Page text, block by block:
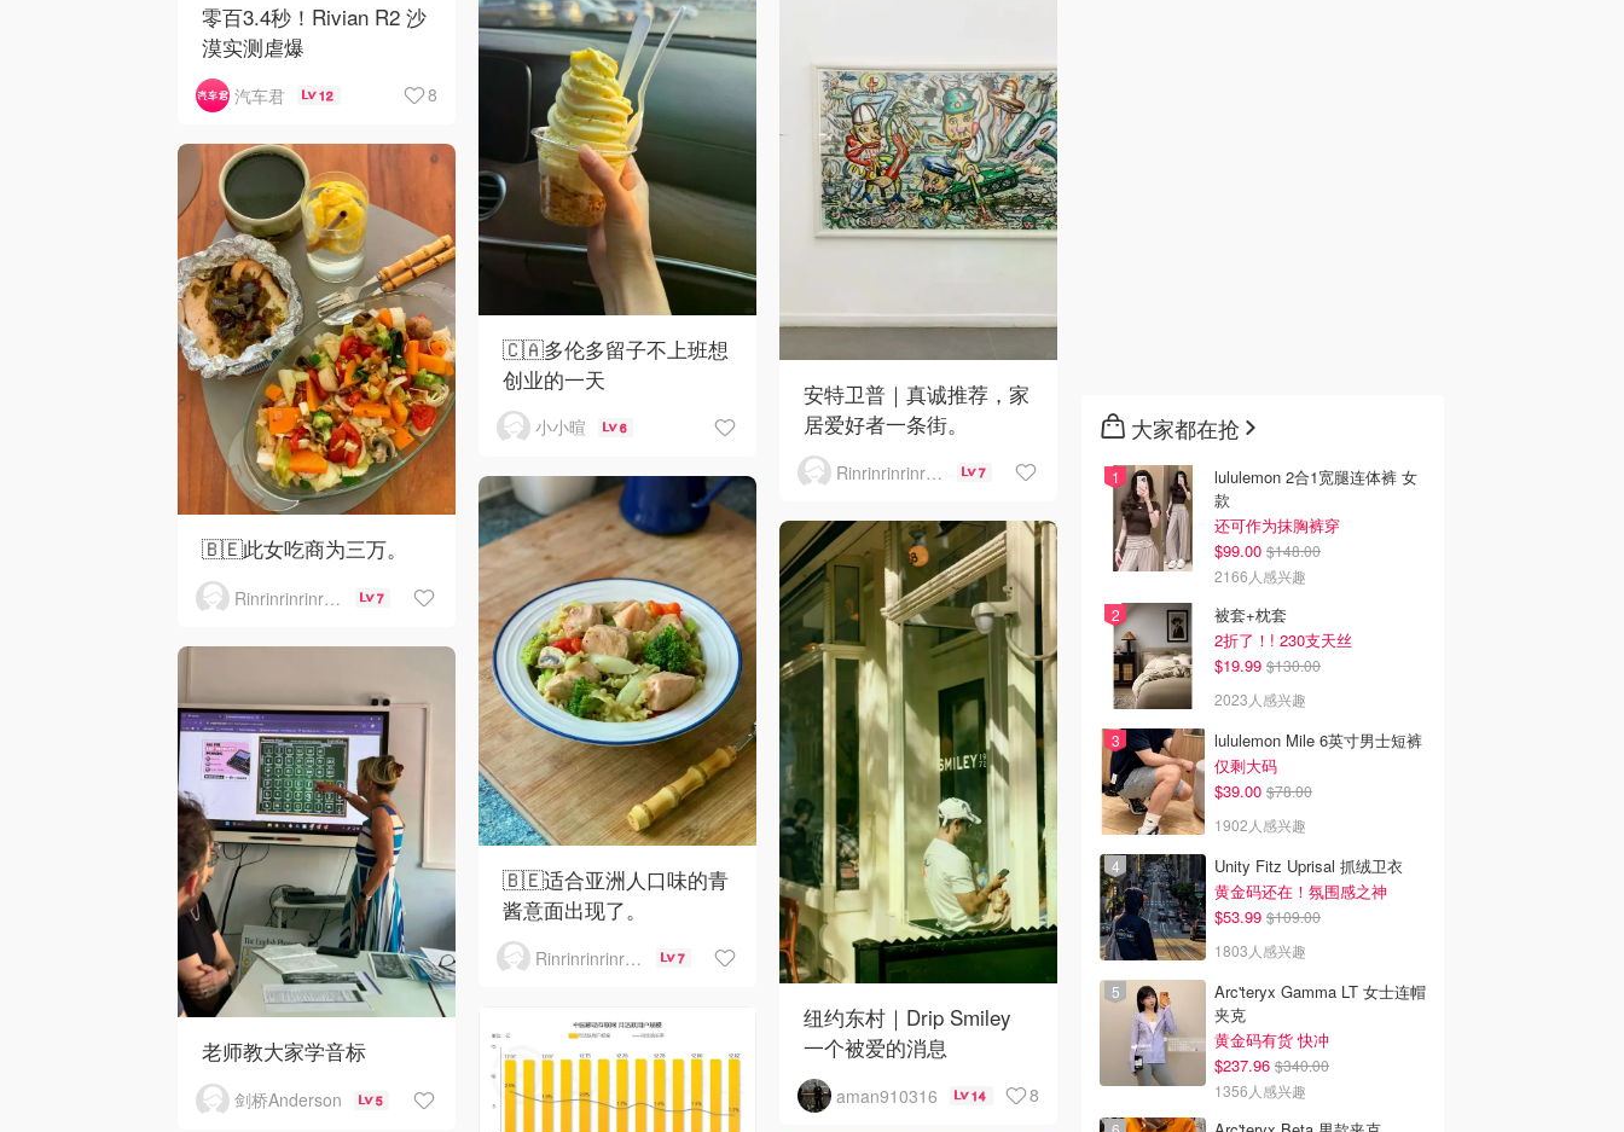
零百3.4秒！Rivian R2 沙
漠实测虐爆
汽车君 12 8
🇨🇦多伦多留子不上班想
创业的一天
小小暄 6
安特卫普｜真诚推荐，家
居爱好者一条街。
Rinrinrinrinrinrinrin 7
🇧🇪此女吃商为三万。
Rinrinrinrinrinrinrin 7
🇧🇪适合亚洲人口味的青
酱意面出现了。
Rinrinrinrinrinrinrin 7
纽约东村｜Drip Smiley
一个被爱的消息
aman910316 14 8
老师教大家学音标
剑桥Anderson 5
大家都在抢
lululemon 2合1宽腿连体裤 女
款
还可作为抹胸裤穿
$99.00 $148.00
2166人感兴趣
被套+枕套
2折了！! 230支天丝
$19.99 $130.00
2023人感兴趣
lululemon Mile 6英寸男士短裤
仅剩大码
$39.00 $78.00
1902人感兴趣
Unity Fitz Uprisal 抓绒卫衣
黄金码还在！氛围感之神
$53.99 $109.00
1803人感兴趣
Arc'teryx Gamma LT 女士连帽
夹克
黄金码有货 快冲
$237.96 $340.00
1356人感兴趣